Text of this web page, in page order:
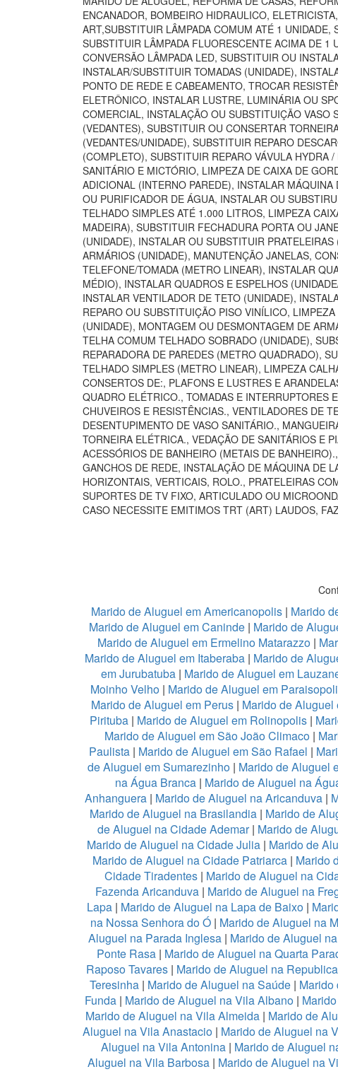
ENCANADOR, BOMBEIRO HIDRAULICO,
ART,SUBSTITUIR LÂMPADA COMUM ATÉ 1
SUBSTITUIR LÂMPADA FLUORESCENTE ACIMA DE 1
CONVERSÃO LÂMPADA LED, SUBSTITUIR OU
INSTALAR/SUBSTITUIR TOMADAS (UNIDADE),
PONTO DE REDE E CABEAMENTO, TROCAR
ELETRÔNICO, INSTALAR LUSTRE, LUMINÁRIA OU
COMERCIAL, INSTALAÇÃO OU SUBSTITUIÇÃO
(VEDANTES), SUBSTITUIR OU CONSERTAR
(VEDANTES/UNIDADE), SUBSTITUIR REPARO
(COMPLETO), SUBSTITUIR REPARO VÁVULA HYDRA
SANITÁRIO E MICTÓRIO, LIMPEZA DE CAIXA DE
ADICIONAL (INTERNO PAREDE), INSTALAR
OU PURIFICADOR DE ÁGUA, INSTALAR OU
TELHADO SIMPLES ATÉ 1.000 LITROS, LIMPEZA
MADEIRA), SUBSTITUIR FECHADURA PORTA OU
(UNIDADE), INSTALAR OU SUBSTITUIR
ARMÁRIOS (UNIDADE), MANUTENÇÃO JANELAS,
TELEFONE/TOMADA (METRO LINEAR), INSTALAR
MÉDIO), INSTALAR QUADROS E ESPELHOS
INSTALAR VENTILADOR DE TETO (UNIDADE),
REPARO OU SUBSTITUIÇÃO PISO VINÍLICO,
(UNIDADE), MONTAGEM OU DESMONTAGEM DE
TELHA COMUM TELHADO SOBRADO (UNIDADE),
REPARADORA DE PAREDES (METRO QUADRADO),
TELHADO SIMPLES (METRO LINEAR), LIMPEZA
CONSERTOS DE:, PLAFONS E LUSTRES E
QUADRO ELÉTRICO., TOMADAS E INTERRUPTORES
CHUVEIROS E RESISTÊNCIAS., VENTILADORES DE
DESENTUPIMENTO DE VASO SANITÁRIO.,
TORNEIRA ELÉTRICA., VEDAÇÃO DE SANITÁRIOS E
ACESSÓRIOS DE BANHEIRO (METAIS DE
GANCHOS DE REDE, INSTALAÇÃO DE MÁQUINA DE
HORIZONTAIS, VERTICAIS, ROLO., PRATELEIRAS
SUPORTES DE TV FIXO, ARTICULADO OU
CASO NECESSITE EMITIMOS TRT (ART) LAUDOS,
Marido de Aluguel em Americanopolis | Marido
Marido de Aluguel em Caninde| Marido de
Marido de Aluguel em Ermelino Matarazzo |
Marido de Aluguel em Itaberaba| Marido de
em Jurubatuba| Marido de Aluguel em
Moinho Velho | Marido de Aluguel em
Marido de Aluguel em Perus | Marido de
Pirituba| Marido de Aluguel em Rolinopolis|
Marido de Aluguel em São João Climaco|
Paulista | Marido de Aluguel em São Rafael |
de Aluguel em Sumarezinho| Marido de Aluguel
na Água Branca| Marido de Aluguel na
Anhanguera| Marido de Aluguel na Aricanduva|
Marido de Aluguel na Brasilandia | Marido de
de Aluguel na Cidade Ademar| Marido de
Marido de Aluguel na Cidade Julia | Marido de
Marido de Aluguel na Cidade Patriarca| Marido
Cidade Tiradentes | Marido de Aluguel na
Fazenda Aricanduva| Marido de Aluguel na
Lapa| Marido de Aluguel na Lapa de Baixo |
na Nossa Senhora do Ó | Marido de Aluguel na
Aluguel na Parada Inglesa | Marido de Aluguel
Ponte Rasa | Marido de Aluguel na Quarta
Raposo Tavares| Marido de Aluguel na Republica
Teresinha | Marido de Aluguel na Saúde | Marido
Funda| Marido de Aluguel na Vila Albano|
Marido de Aluguel na Vila Almeida | Marido de
Aluguel na Vila Anastacio | Marido de Aluguel na
Aluguel na Vila Antonina| Marido de Aluguel
Aluguel na Vila Barbosa| Marido de Aluguel na